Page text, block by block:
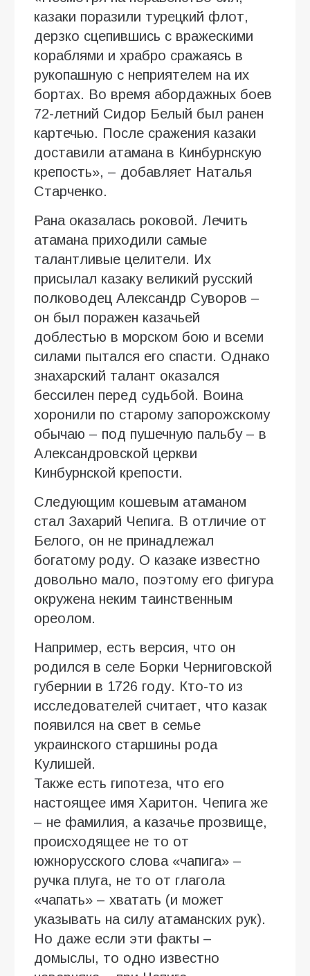
казаки поразили турецкий флот,
дерзко сцепившись с вражескими
кораблями и храбро сражаясь в
рукопашную с неприятелем на их
бортах. Во время абордажных боев
72-летний Сидор Белый был ранен
картечью. После сражения казаки
доставили атамана в Кинбурнскую
крепость», – добавляет Наталья
Старченко.
Рана оказалась роковой. Лечить
атамана приходили самые
талантливые целители. Их
присылал казаку великий русский
полководец Александр Суворов –
он был поражен казачьей
доблестью в морском бою и всеми
силами пытался его спасти. Однако
знахарский талант оказался
бессилен перед судьбой. Воина
хоронили по старому запорожскому
обычаю – под пушечную пальбу – в
Александровской церкви
Кинбурнской крепости.
Следующим кошевым атаманом
стал Захарий Чепига. В отличие от
Белого, он не принадлежал
богатому роду. О казаке известно
довольно мало, поэтому его фигура
окружена неким таинственным
ореолом.
Например, есть версия, что он
родился в селе Борки Черниговской
губернии в 1726 году. Кто-то из
исследователей считает, что казак
появился на свет в семье
украинского старшины рода
Кулишей.
Также есть гипотеза, что его
настоящее имя Харитон. Чепига же
– не фамилия, а казачье прозвище,
происходящее не то от
южнорусского слова «чапига» –
ручка плуга, не то от глагола
«чапать» – хватать (и может
указывать на силу атаманских рук).
Но даже если эти факты –
домыслы, то одно известно